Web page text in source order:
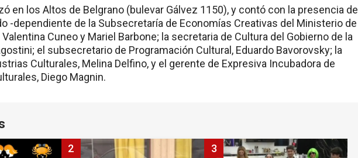
en los Altos de Belgrano (bulevar Gálvez 1150), y contó con la presencia de
-dependiente de la Subsecretaría de Economías Creativas del Ministerio de
Cuneo y Mariel Barbone; la secretaria de Cultura del Gobierno de la
el subsecretario de Programación Cultural, Eduardo Bavorovsky; la
Culturales, Melina Delfino, y el gerente de Expresiva Incubadora de
Diego Magnin.
2 3